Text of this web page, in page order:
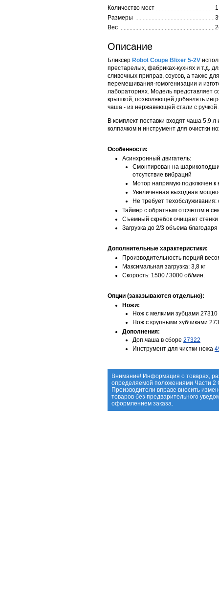
Количество мест
1
Размеры
Вес
Описание
Бликсер Robot Coupe Blixer 5-2V
престарелых, фабриках-кухнях и т.д.
сливочных приправ, соусов, а также
перемешивания-гомогенизации и
лабораториях. Модель представляет
крышкой, позволяющей добавлять
чаша - из нержавеющей стали с
В комплект поставки входят чаша 5,9
колпачком и инструмент для очистки
Особенности:
Асинхронный двигатель:
Смонтирован на
отсутствие вибраций
Мотор напрямую подключен к
Увеличенная выходная
Не требует
Таймер с обратным отсчетом и
Съемный скребок очищает
Загрузка до 2/3 объема
Дополнительные характеристики:
Производительность порций
Максимальная загрузка: 3,8 кг
Скорость: 1500 / 3000 об/мин.
Опции (заказываются отдельно):
Ножи:
Нож с мелкими зубцами 27310
Нож с крупными зубчиками
Дополнения:
Доп.чаша в сборе 27322
Инструмент для чистки ножа
Внимание! Информация о товарах,
определяемой положениями Части 2
Производители вправе вносить
товаров без предварительного
оформлением заказа.